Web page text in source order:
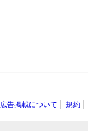
広告掲載について 規約